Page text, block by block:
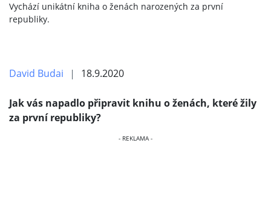
Vychází unikátní kniha o ženách narozených za první
republiky.
David Budai 18.9.2020
Jak vás napadlo připravit knihu o ženách, které žily
za první republiky?